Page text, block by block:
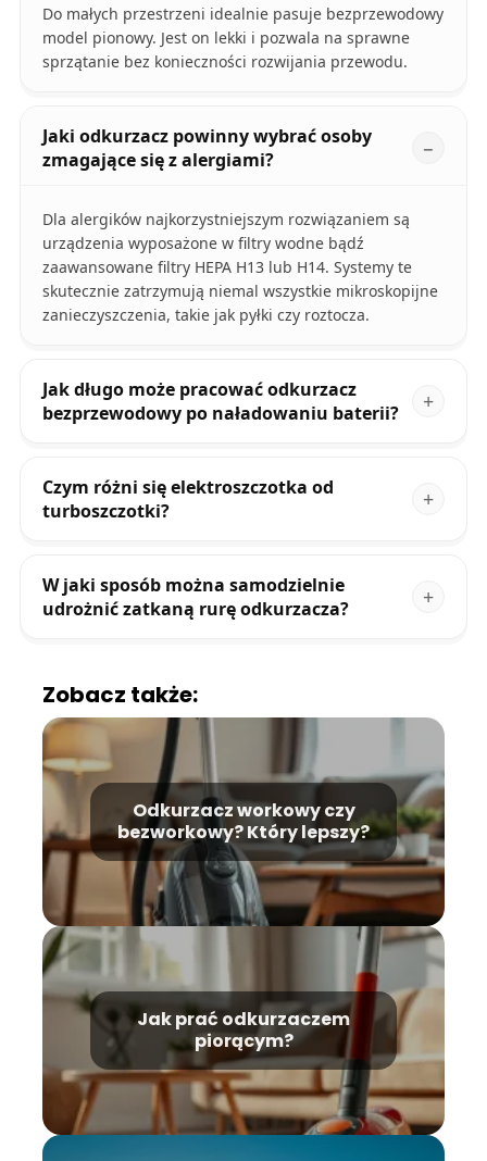
Do małych przestrzeni idealnie pasuje bezprzewodowy
model pionowy. Jest on lekki i pozwala na sprawne
sprzątanie bez konieczności rozwijania przewodu.
Jaki odkurzacz powinny wybrać osoby
zmagające się z alergiami?
Dla alergików najkorzystniejszym rozwiązaniem są
urządzenia wyposażone w filtry wodne bądź
zaawansowane filtry HEPA H13 lub H14. Systemy te
skutecznie zatrzymują niemal wszystkie mikroskopijne
zanieczyszczenia, takie jak pyłki czy roztocza.
Jak długo może pracować odkurzacz
bezprzewodowy po naładowaniu baterii?
Czym różni się elektroszczotka od
turboszczotki?
W jaki sposób można samodzielnie
udrożnić zatkaną rurę odkurzacza?
Zobacz także:
Odkurzacz workowy czy
bezworkowy? Który lepszy?
Jak prać odkurzaczem
piorącym?